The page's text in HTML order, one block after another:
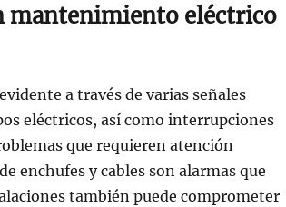
mantenimiento eléctrico
a través de varias señales
eléctricos, así como interrupciones
que requieren atención
enchufes y cables son alarmas que
también puede comprometer